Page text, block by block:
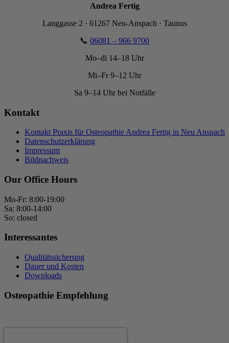
Andrea Fertig
Langgasse 2 · 61267 Neu-Anspach · Taunus
📞 06081 – 966 9700
Mo–di 14–18 Uhr
Mi–Fr 9–12 Uhr
Sa 9–14 Uhr bei Notfälle
Kontakt
Kontakt Praxis für Osteopathie Andrea Fertig in Neu Anspach
Datenschutzerklärung
Impressum
Bildnachweis
Our Office Hours
Mo-Fr: 8:00-19:00
Sa: 8:00-14:00
So: closed
Interessantes
Qualitätssicherung
Dauer und Kosten
Downloads
Osteopathie Empfehlung